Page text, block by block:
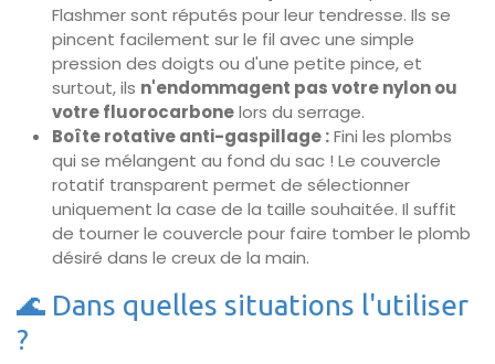
Flashmer sont réputés pour leur tendresse. Ils se
pincent facilement sur le fil avec une simple
pression des doigts ou d'une petite pince, et
surtout, ils n'endommagent pas votre nylon ou
votre fluorocarbonelors du serrage.
Boîte rotative anti-gaspillage :Fini les plombs
qui se mélangent au fond du sac ! Le couvercle
rotatif transparent permet de sélectionner
uniquement la case de la taille souhaitée. Il suffit
de tourner le couvercle pour faire tomber le plomb
désiré dans le creux de la main.
🌊 Dans quelles situations l'utiliser
?